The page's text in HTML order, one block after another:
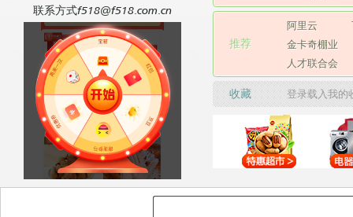
推荐
阿里云
金卡奇棚业
人才联合会
收藏 登录载入我
联系方式f518@f518.com.cn